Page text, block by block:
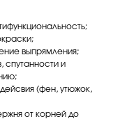
выпрямления;
спутанности и
(фен, утюжок,
от корней до